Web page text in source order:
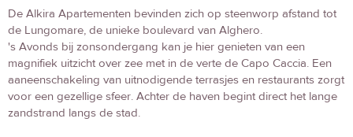
De Alkira Apartementen bevinden zich op steenworp afstand tot
de Lungomare, de unieke boulevard van Alghero.
's Avonds bij zonsondergang kan je hier genieten van een
magnifiek uitzicht over zee met in de verte de Capo Caccia. Een
aaneenschakeling van uitnodigende terrasjes en restaurants zorgt
voor een gezellige sfeer. Achter de haven begint direct het lange
zandstrand langs de stad.